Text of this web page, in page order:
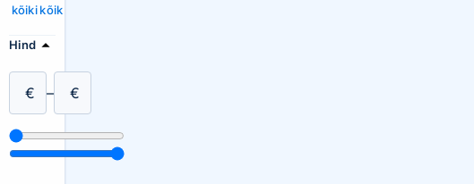
kõikikõik
Hind
€ – €